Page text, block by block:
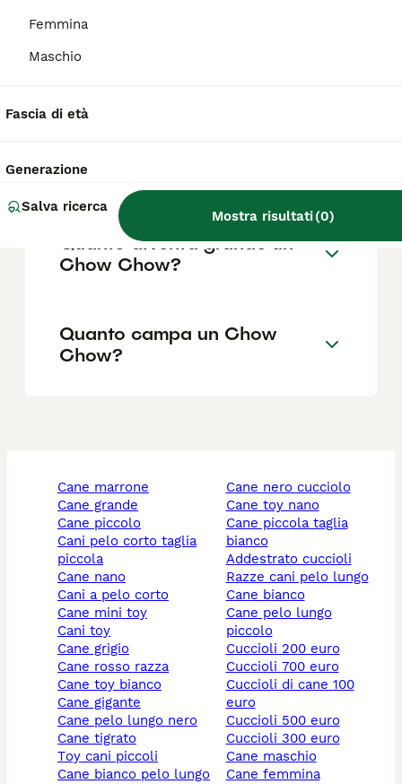
Femmina
Maschio
Fascia di età
Generazione
Salva ricerca
Mostra risultati(0)
Come capire se un Chow
Chow?
Quanto diventa grande un
Chow Chow?
Quanto campa un Chow
Chow?
cane marrone
cane grande
cane piccolo
cani pelo corto taglia
piccola
cane nano
cani a pelo corto
cane mini toy
cani toy
cane grigio
cane rosso razza
cane toy bianco
cane gigante
cane pelo lungo nero
cane tigrato
toy cani piccoli
cane bianco pelo lungo
cane nero cucciolo
cane toy nano
cane piccola taglia
bianco
addestrato cuccioli
razze cani pelo lungo
cane bianco
cane pelo lungo
piccolo
cuccioli 200 euro
cuccioli 700 euro
cuccioli di cane 100
euro
cuccioli 500 euro
cuccioli 300 euro
cane maschio
cane femmina